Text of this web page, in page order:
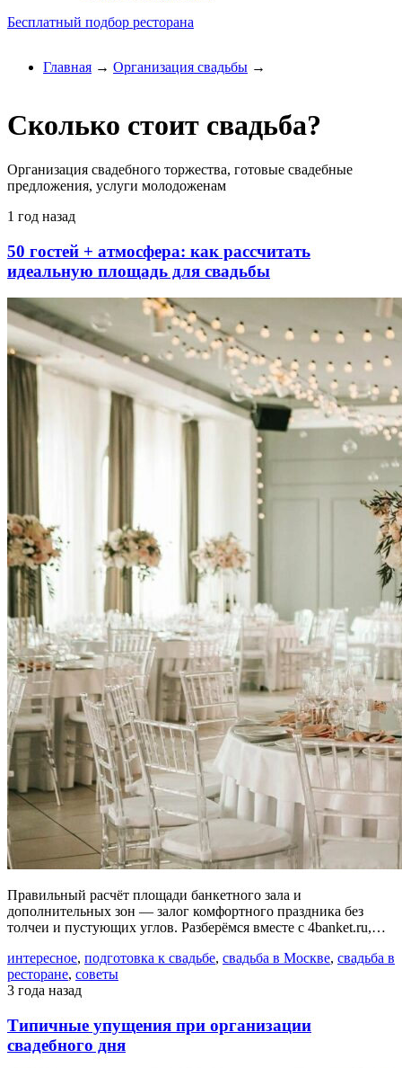
Бесплатный подбор ресторана
Главная → Организация свадьбы →
Сколько стоит свадьба?
Организация свадебного торжества, готовые свадебные
предложения, услуги молодоженам
1 год назад
50 гостей + атмосфера: как рассчитать
идеальную площадь для свадьбы
Правильный расчёт площади банкетного зала и
дополнительных зон — залог комфортного праздника без
толчеи и пустующих углов. Разберёмся вместе с 4banket.ru,…
интересное, подготовка к свадьбе, свадьба в Москве, свадьба в
ресторане, советы
3 года назад
Типичные упущения при организации
свадебного дня